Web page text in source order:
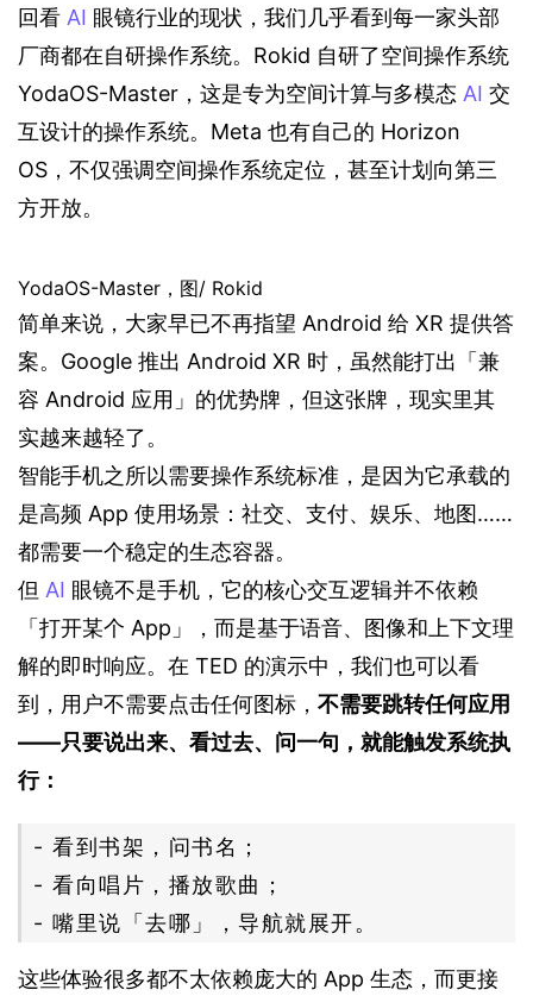
回看 AI 眼镜行业的现状，我们几乎看到每一家头部
厂商都在自研操作系统。Rokid 自研了空间操作系统
YodaOS-Master，这是专为空间计算与多模态 AI 交
互设计的操作系统。Meta 也有自己的 Horizon
OS，不仅强调空间操作系统定位，甚至计划向第三
方开放。
YodaOS-Master，图/ Rokid
简单来说，大家早已不再指望 Android 给 XR 提供答
案。Google 推出 Android XR 时，虽然能打出「兼
容 Android 应用」的优势牌，但这张牌，现实里其
实越来越轻了。
智能手机之所以需要操作系统标准，是因为它承载的
是高频 App 使用场景：社交、支付、娱乐、地图……
都需要一个稳定的生态容器。
但 AI 眼镜不是手机，它的核心交互逻辑并不依赖
「打开某个 App」，而是基于语音、图像和上下文理
解的即时响应。在 TED 的演示中，我们也可以看
到，用户不需要点击任何图标， 不需要跳转任何应用
——只要说出来、看过去、问一句，就能触发系统执
行：
- 看到书架，问书名；
- 看向唱片，播放歌曲；
- 嘴里说「去哪」，导航就展开。
这些体验很多都不太依赖庞大的 App 生态，而更接